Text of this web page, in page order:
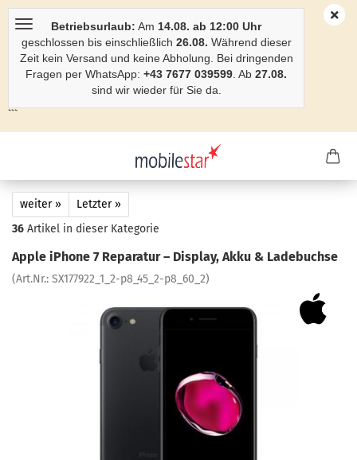
Betriebsurlaub: Am 14.08. ab 12:00 Uhr
geschlossen bis einschließlich 26.08. Während dieser
Zeit kein Versand und keine Abholung. Bei dringenden
Fragen per WhatsApp: +43 7677 039599 . Ab 27.08.
sind wir wieder für Sie da.
```
weiter »
Letzter »
36 Artikel in dieser Kategorie
Apple iPho­ne 7 Re­pa­ra­tur – Dis­play, Akku & La­de­buch­se
(Art.Nr.: SX177922_1_2-​p8_45_2-p8_60_2)